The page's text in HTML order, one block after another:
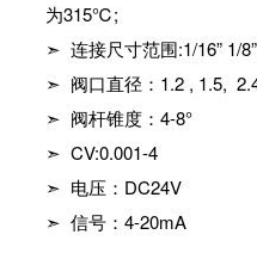
为315℃;
➣ 连接尺寸范围:1/16” 1/8”
➣ 阀口直径： 1.2 , 1.5,
➣ 阀杆锥度：4-8°
➣ CV:0.001-4
➣ 电压： DC24V
➣ 信号：4-20mA